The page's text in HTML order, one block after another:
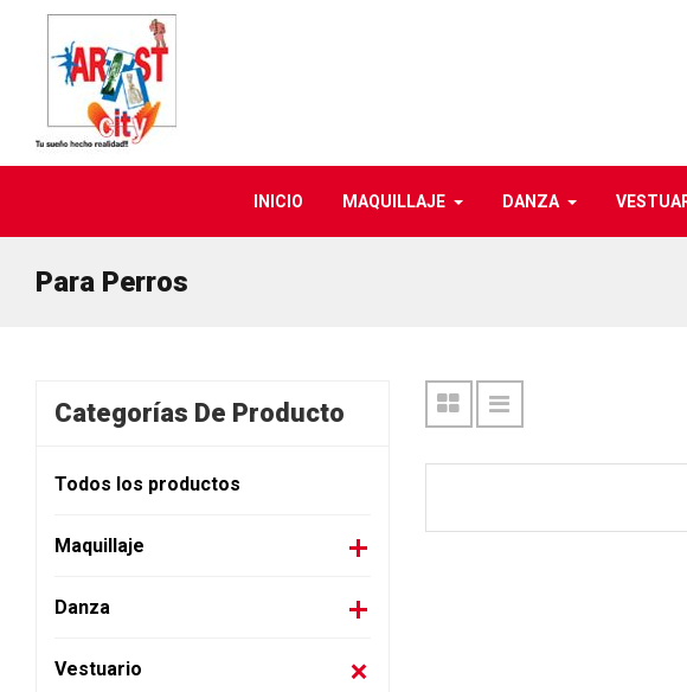
INICIO MAQUILLAJE DANZA
Para Perros
Categorías De Producto
Todos los productos
Maquillaje
Danza
Vestuario